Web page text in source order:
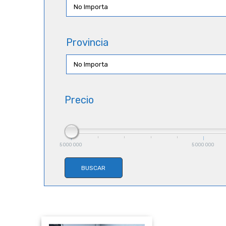
Provincia
Precio
5 000 000 5 000 000
BUSCAR